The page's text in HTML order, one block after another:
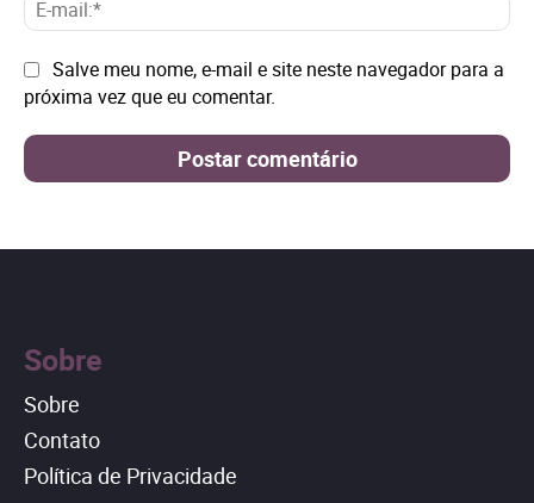
Site: Salve meu nome, e-mail e site neste navegador para a
próxima vez que eu comentar.
Sobre
Sobre
Contato
Política de Privacidade